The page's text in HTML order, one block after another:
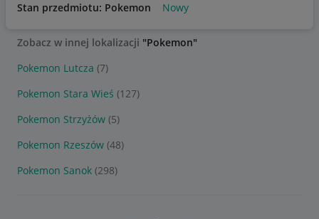
Stan przedmiotu: Pokemon Nowy
Zobacz w innej lokalizacji "Pokemon"
Pokemon Lutcza (7)
Pokemon Stara Wieś (127)
Pokemon Strzyżów (5)
Pokemon Rzeszów (48)
Pokemon Sanok (298)